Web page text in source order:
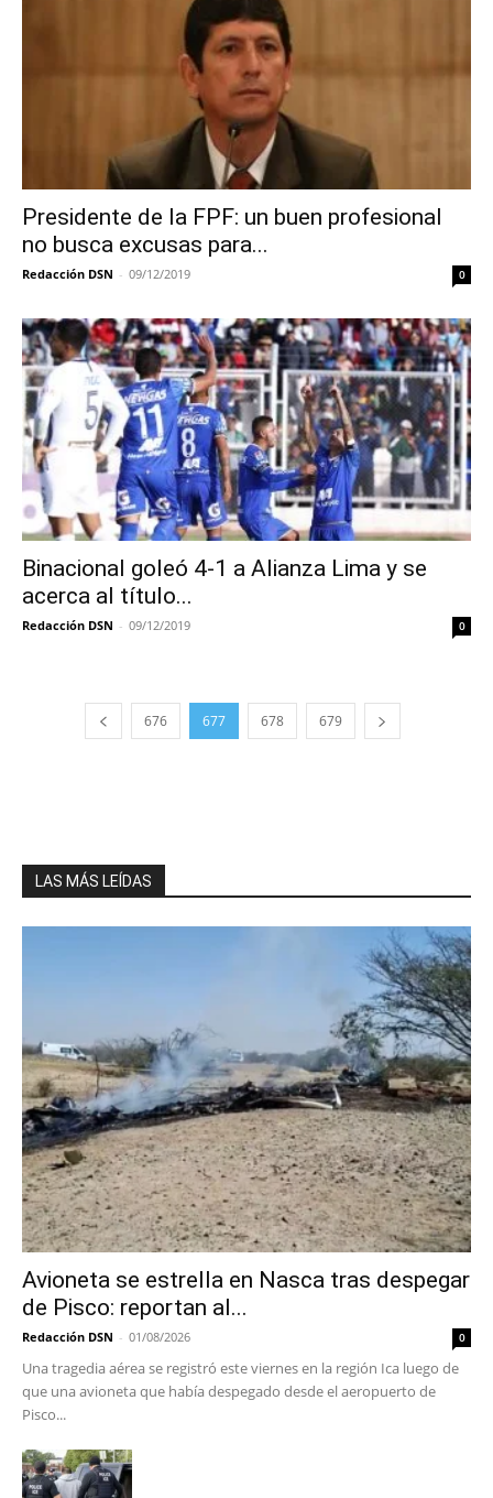
Presidente de la FPF: un buen profesional
no busca excusas para...
Redacción DSN - 09/12/2019 0
Binacional goleó 4-1 a Alianza Lima y se
acerca al título...
Redacción DSN - 09/12/2019 0
676 677 678 679
LAS MÁS LEÍDAS
Avioneta se estrella en Nasca tras despegar
de Pisco: reportan al...
Redacción DSN - 01/08/2026 0
Una tragedia aérea se registró este viernes en la región Ica luego de
que una avioneta que había despegado desde el aeropuerto de
Pisco...